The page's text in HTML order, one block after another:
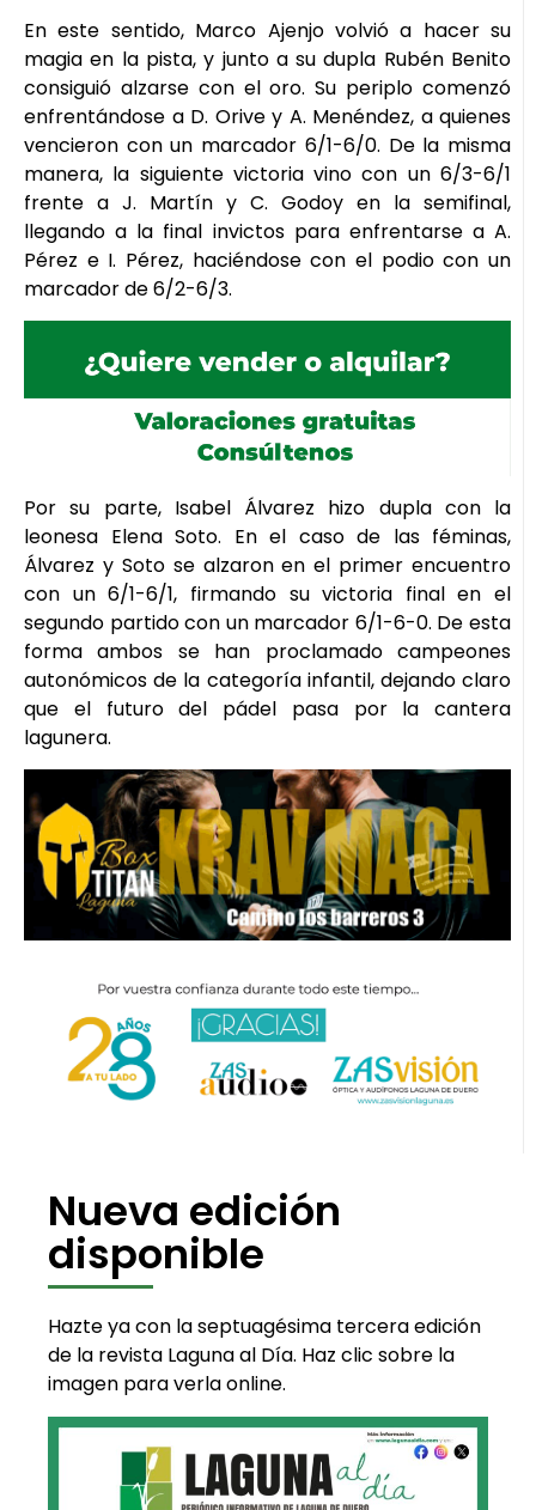
En este sentido, Marco Ajenjo volvió a hacer su
magia en la pista, y junto a su dupla Rubén Benito
consiguió alzarse con el oro. Su periplo comenzó
enfrentándose a D. Orive y A. Menéndez, a quienes
vencieron con un marcador 6/1-6/0. De la misma
manera, la siguiente victoria vino con un 6/3-6/1
frente a J. Martín y C. Godoy en la semifinal,
llegando a la final invictos para enfrentarse a A.
Pérez e I. Pérez, haciéndose con el podio con un
marcador de 6/2-6/3.
Por su parte, Isabel Álvarez hizo dupla con la
leonesa Elena Soto. En el caso de las féminas,
Álvarez y Soto se alzaron en el primer encuentro
con un 6/1-6/1, firmando su victoria final en el
segundo partido con un marcador 6/1-6-0. De esta
forma ambos se han proclamado campeones
autonómicos de la categoría infantil, dejando claro
que el futuro del pádel pasa por la cantera
lagunera.
Nueva edición
disponible
Hazte ya con la septuagésima tercera edición
de la revista Laguna al Día. Haz clic sobre la
imagen para verla online.